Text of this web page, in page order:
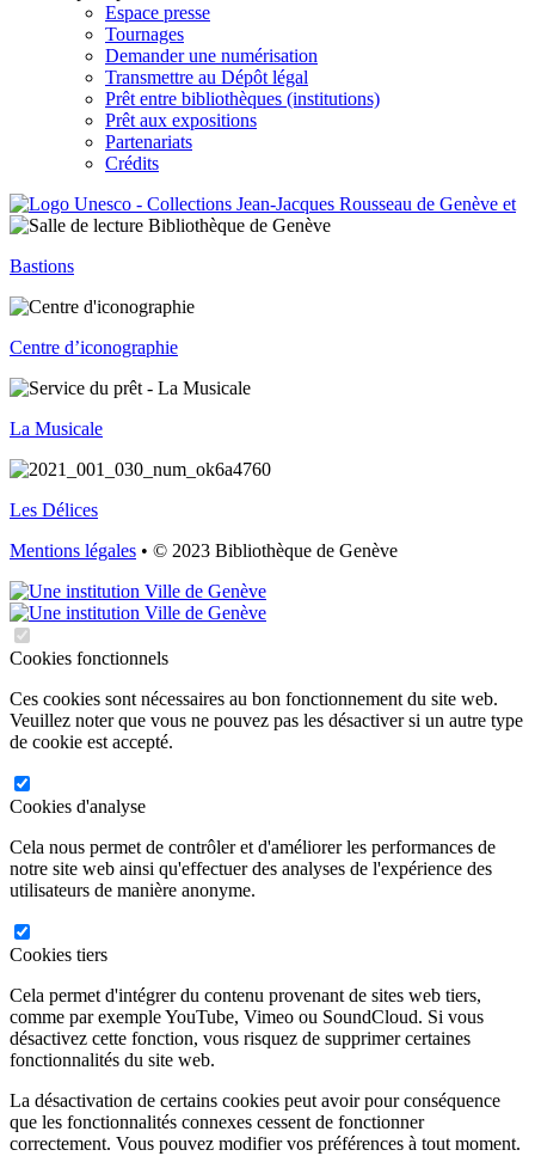
Espace presse
Tournages
Demander une numérisation
Transmettre au Dépôt légal
Prêt entre bibliothèques (institutions)
Prêt aux expositions
Partenariats
Crédits
Bastions
Centre d’iconographie
La Musicale
Les Délices
Mentions légales • © 2023 Bibliothèque de Genève
Cookies fonctionnels
Ces cookies sont nécessaires au bon fonctionnement du site web.
Veuillez noter que vous ne pouvez pas les désactiver si un autre type
de cookie est accepté.
Cookies d'analyse
Cela nous permet de contrôler et d'améliorer les performances de
notre site web ainsi qu'effectuer des analyses de l'expérience des
utilisateurs de manière anonyme.
Cookies tiers
Cela permet d'intégrer du contenu provenant de sites web tiers,
comme par exemple YouTube, Vimeo ou SoundCloud. Si vous
désactivez cette fonction, vous risquez de supprimer certaines
fonctionnalités du site web.
La désactivation de certains cookies peut avoir pour conséquence
que les fonctionnalités connexes cessent de fonctionner
correctement. Vous pouvez modifier vos préférences à tout moment.